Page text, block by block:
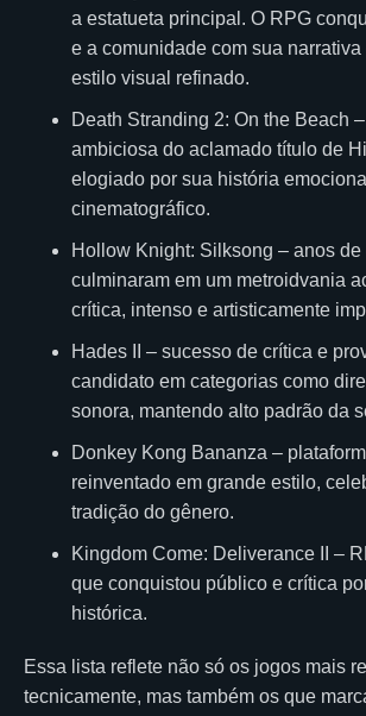
a estatueta principal. O RPG
e a comunidade com sua
estilo visual refinado.
Death Stranding 2: On the Beach
ambiciosa do aclamado título de
elogiado por sua história
cinematográfico.
Hollow Knight: Silksong – anos de
culminaram em um metroidvania
crítica, intenso e artisticamente
Hades II – sucesso de crítica e
candidato em categorias como
sonora, mantendo alto padrão da
Donkey Kong Bananza –
reinventado em grande estilo,
tradição do gênero.
Kingdom Come: Deliverance II –
que conquistou público e crítica
histórica.
Essa lista reflete não só os jogos mais
tecnicamente, mas também os que